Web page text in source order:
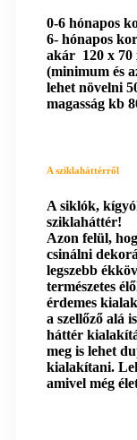
0-6 hónapos
6- hónapos
akár 120 x 70
(minimum és
lehet növelni
magasság kb
A sziklaháttérről
A siklók,
sziklaháttér!
Azon felül,
csinálni
legszebb
természetes
érdemes
a szellőző alá
háttér
meg is lehet
kialakítani.
amivel még